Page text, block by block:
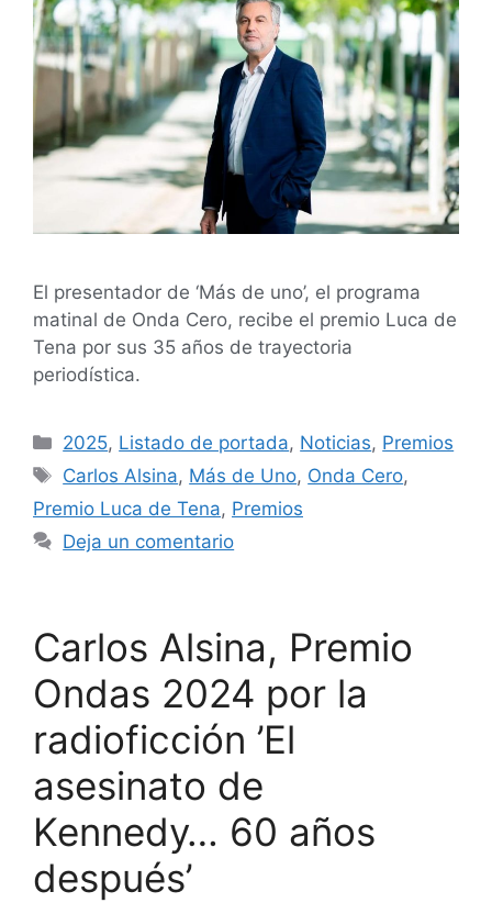
El presentador de ‘Más de uno’, el programa
matinal de Onda Cero, recibe el premio Luca de
Tena por sus 35 años de trayectoria
periodística.
2025, Listado de portada, Noticias, Premios
Carlos Alsina, Más de Uno, Onda Cero,
Premio Luca de Tena, Premios
Deja un comentario
Carlos Alsina, Premio
Ondas 2024 por la
radioficción ’El
asesinato de
Kennedy… 60 años
después’